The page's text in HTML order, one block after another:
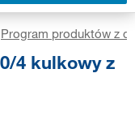
Program produktów z
4 kulkowy z